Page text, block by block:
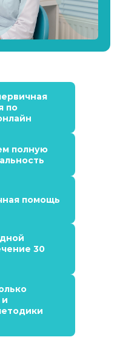
по
полную
помощь
30